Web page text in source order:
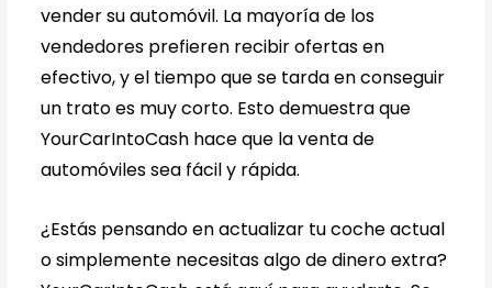
vender su automóvil. La mayoría de los
vendedores prefieren recibir ofertas en
efectivo, y el tiempo que se tarda en conseguir
un trato es muy corto. Esto demuestra que
YourCarIntoCash hace que la venta de
automóviles sea fácil y rápida.
¿Estás pensando en actualizar tu coche actual
o simplemente necesitas algo de dinero extra?